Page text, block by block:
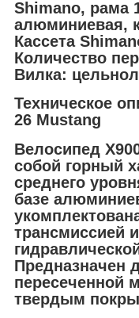
Shimano, рама
алюминиевая,
Кассета
Количество
Вилка:
Техническое
26 Mustang
Велосипед
собой горный
среднего
базе
трансмиссией
Предназначен
пересеченной
твердым